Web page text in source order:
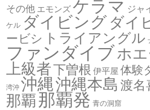
その他 エモンズ ケラマ ジャ
ケル ダイビング ダイ
ービシ トライアングル
ファンダイブホ
上級者下曽根 伊平屋 体験
湾沖 沖縄沖縄本島 渡名
那覇 那覇発 青の洞窟